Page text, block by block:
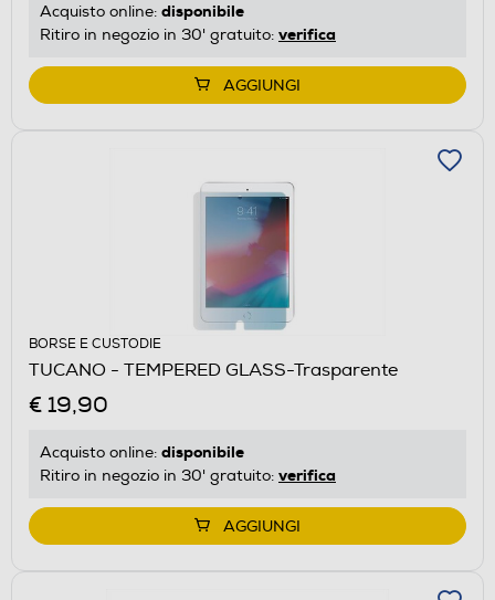
Acquisto online: disponibile
Ritiro in negozio in 30' gratuito: verifica
AGGIUNGI
BORSE E CUSTODIE
TUCANO - TEMPERED GLASS-Trasparente
€ 19,90
Acquisto online: disponibile
Ritiro in negozio in 30' gratuito: verifica
AGGIUNGI